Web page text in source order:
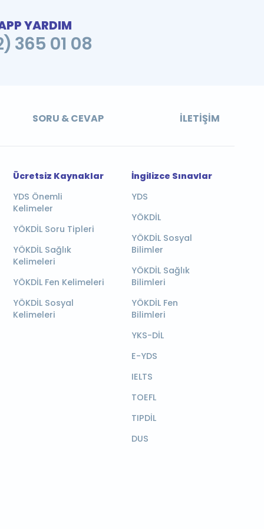
YARDIM
365 01 08
SORU & CEVAP İLETIŞIM
Ücretsiz Kaynaklar
YDS Önemli
Kelimeler
YÖKDİL Soru Tipleri
YÖKDİL Sağlık
Kelimeleri
YÖKDİL Fen Kelimeleri
YÖKDİL Sosyal
Kelimeleri
İngilizce Sınavlar
YDS
YÖKDİL
YÖKDİL Sosyal
Bilimler
YÖKDİL Sağlık
Bilimleri
YÖKDİL Fen
Bilimleri
YKS-DİL
E-YDS
IELTS
TOEFL
TIPDİL
DUS